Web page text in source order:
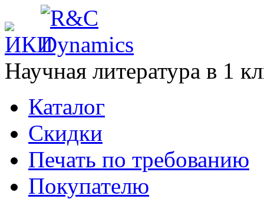
Научная литература в 1
Каталог
Cкидки
Печать по требованию
Покупателю